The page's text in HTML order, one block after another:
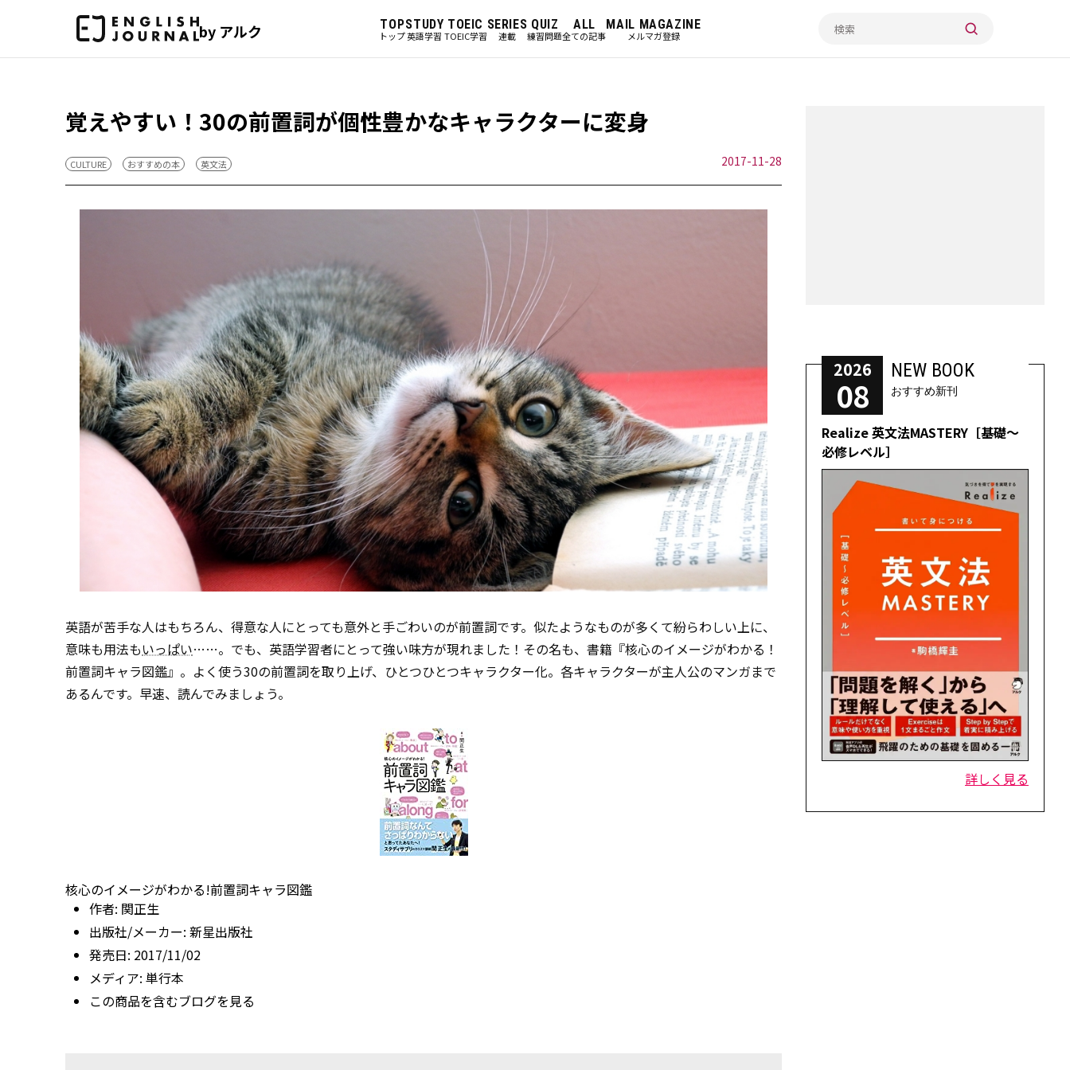
by アルク TOP
トップ
STUDY
英語学習
TOEIC
TOEIC学習
SERIES
連載
QUIZ
練習問題
ALL
全ての記事
MAIL MAGAZINE
メルマガ登録
覚えやすい！30の前置詞が個性豊かなキャラクターに変身
CULTURE おすすめの本 英文法 2017-11-28
英語が苦手な人はもちろん、得意な人にとっても意外と手ごわいのが前置詞です。似たようなものが多くて紛らわしい上に、
意味も用法もいっぱい……。でも、英語学習者にとって強い味方が現れました！その名も、書籍『核心のイメージがわかる！
前置詞キャラ図鑑』。よく使う30の前置詞を取り上げ、ひとつひとつキャラクター化。各キャラクターが主人公のマンガまで
あるんです。早速、読んでみましょう。
核心のイメージがわかる!前置詞キャラ図鑑
作者: 関正生
出版社/メーカー: 新星出版社
発売日: 2017/11/02
メディア: 単行本
この商品を含むブログを見る
2026
08
NEW BOOK
おすすめ新刊
Realize 英文法MASTERY［基礎～
必修レベル］
詳しく見る